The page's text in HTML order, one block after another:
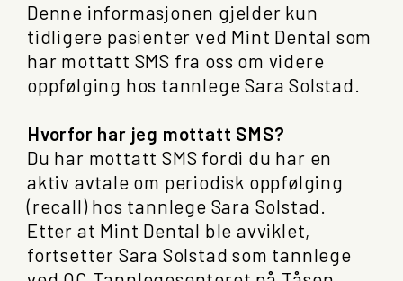
Denne informasjonen gjelder kun
tidligere pasienter ved Mint Dental som
har mottatt SMS fra oss om videre
oppfølging hos tannlege Sara Solstad.
Hvorfor har jeg mottatt SMS?
Du har mottatt SMS fordi du har en
aktiv avtale om periodisk oppfølging
(recall) hos tannlege Sara Solstad.
Etter at Mint Dental ble avviklet,
fortsetter Sara Solstad som tannlege